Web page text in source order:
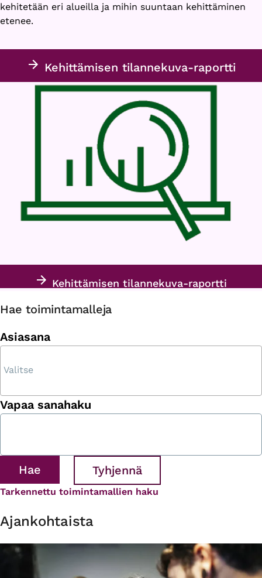
kehitetään eri alueilla ja mihin suuntaan kehittäminen
etenee.
Kehittämisen tilannekuva-raportti
Kehittämisen tilannekuva-raportti
Hae toimintamalleja
Asiasana
Vapaa sanahaku
Tarkennettu toimintamallien haku
Ajankohtaista